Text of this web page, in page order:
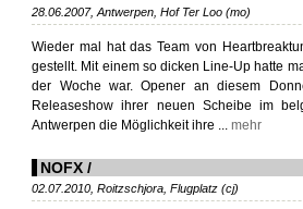
28.06.2007, Antwerpen, Hof Ter Loo (mo)
Wieder mal hat das Team von
gestellt. Mit einem so dicken Line-Up hatte
der Woche war. Opener an diesem
Releaseshow ihrer neuen Scheibe im
Antwerpen die Möglichkeit ihre ...
mehr
NOFX /
02.07.2010, Roitzschjora, Flugplatz (cj)